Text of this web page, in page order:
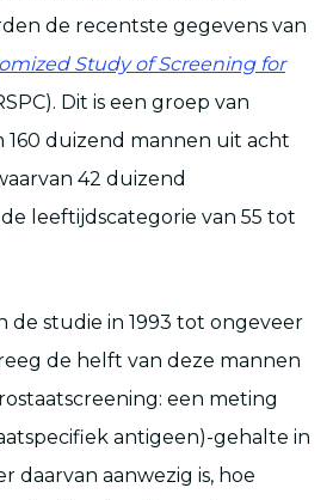
de recentste gegevens van
Study of Screening for
Dit is een groep van
duizend mannen uit acht
42 duizend
leeftijdscategorie van 55 tot
de studie in 1993 tot ongeveer
de helft van deze mannen
een meting
antigeen)-gehalte in
daarvan aanwezig is, hoe